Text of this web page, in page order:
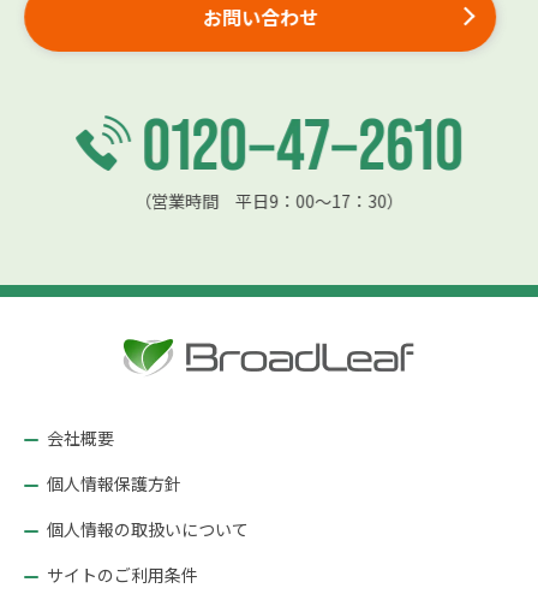
お問い合わせ
（営業時間 平日9：00〜17：30）
会社概要
個人情報保護方針
個人情報の取扱いについて
サイトのご利用条件